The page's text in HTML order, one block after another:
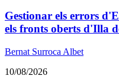
Gestionar els errors
els fronts oberts d'Illa
Bernat Surroca Albet
10/08/2026